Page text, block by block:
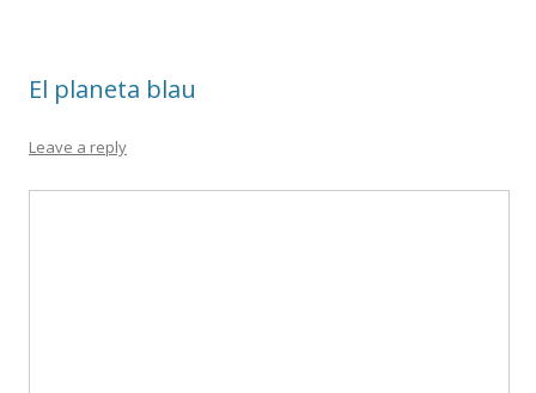
k ix
El planeta blau
Leave a reply